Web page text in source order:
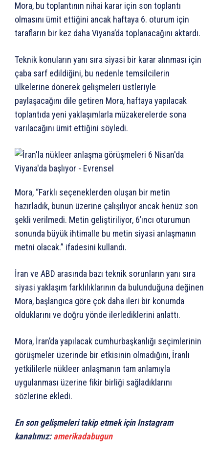
Mora, bu toplantının nihai karar için son toplantı
olmasını ümit ettiğini ancak haftaya 6. oturum için
tarafların bir kez daha Viyana’da toplanacağını aktardı.
Teknik konuların yanı sıra siyasi bir karar alınması için
çaba sarf edildiğini, bu nedenle temsilcilerin
ülkelerine dönerek gelişmeleri üstleriyle
paylaşacağını dile getiren Mora, haftaya yapılacak
toplantıda yeni yaklaşımlarla müzakerelerde sona
varılacağını ümit ettiğini söyledi.
Mora, “Farklı seçeneklerden oluşan bir metin
hazırladık, bunun üzerine çalışılıyor ancak henüz son
şekli verilmedi. Metin geliştiriliyor, 6’ıncı oturumun
sonunda büyük ihtimalle bu metin siyasi anlaşmanın
metni olacak.” ifadesini kullandı.
İran ve ABD arasında bazı teknik sorunların yanı sıra
siyasi yaklaşım farklılıklarının da bulunduğuna değinen
Mora, başlangıca göre çok daha ileri bir konumda
olduklarını ve doğru yönde ilerlediklerini anlattı.
Mora, İran’da yapılacak cumhurbaşkanlığı seçimlerinin
görüşmeler üzerinde bir etkisinin olmadığını, İranlı
yetkililerle nükleer anlaşmanın tam anlamıyla
uygulanması üzerine fikir birliği sağladıklarını
sözlerine ekledi.
En son gelişmeleri takip etmek için Instagram
kanalımız:amerikadabugun